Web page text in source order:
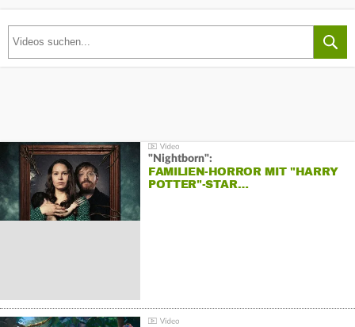
"Nightborn":
FAMILIEN-HORROR MIT "HARRY
POTTER"-STAR…